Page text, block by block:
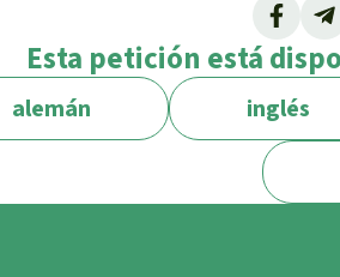
Esta petición está
alemán inglés